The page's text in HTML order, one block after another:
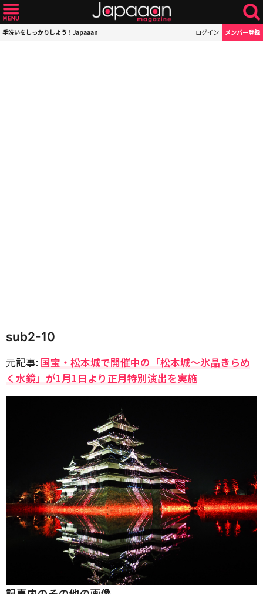
手洗いをしっかりしよう！Japaaan ログイン メンバー登録
sub2-10
元記事: 国宝・松本城で開催中の「松本城～氷晶きらめ
く水鏡」が1月1日より正月特別演出を実施